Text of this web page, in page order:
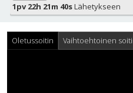
1pv 22h 21m 40sLähetykseen
Oletussoitin Vaihtoehtoinen